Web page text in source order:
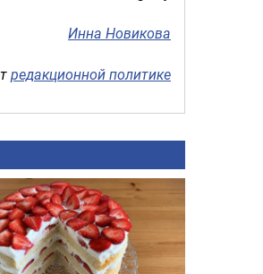
Инна Новикова
редакционной политике